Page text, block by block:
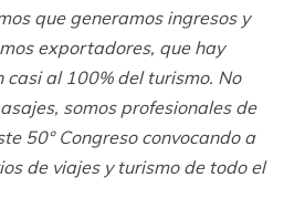
que generamos ingresos y
exportadores, que hay
al 100% del turismo. No
somos profesionales de
50° Congreso convocando a
de viajes y turismo de todo el